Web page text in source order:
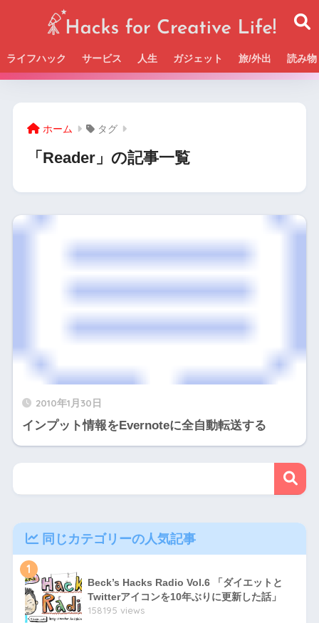
ライフハック サービス 人生 ガジェット 旅/外出 読み物
Beckの活動＆SNSまとめはこちら
ホーム タグ
「Reader」の記事一覧
2010年1月30日
インプット情報をEvernoteに全自動転送する
同じカテゴリーの人気記事
1
Beck’s Hacks Radio Vol.6 「ダイエットと
Twitterアイコンを10年ぶりに更新した話」
158195 views